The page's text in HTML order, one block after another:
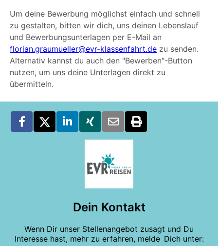
Um deine Bewerbung möglichst einfach und schnell
zu gestalten, bitten wir dich, uns deinen Lebenslauf
und Bewerbungsunterlagen per E-Mail an
florian.graumueller@evr-klassenfahrt.de zu senden.
Alternativ kannst du auch den "Bewerben"-Button
nutzen, um uns deine Unterlagen direkt zu
übermitteln.
Dein Kontakt
Wenn Dir unser Stellenangebot zusagt und Du
Interesse hast, mehr zu erfahren, melde Dich unter: